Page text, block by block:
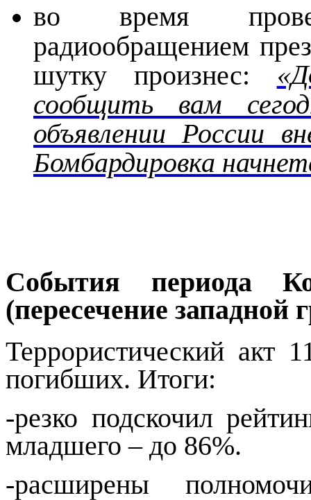
во время
радиообращением
шутку произнес:
сообщить вам
объявлении России
Бомбардировка
События периода
(пересечение
Террористический акт
погибших. Итоги:
-резко подскочил
младшего – до 86%.
-расширены